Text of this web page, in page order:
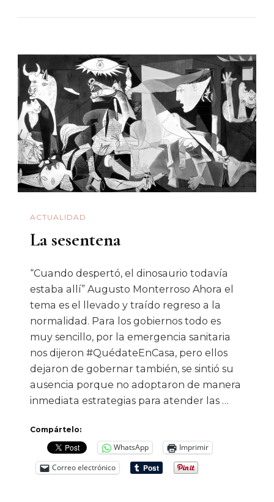
Más
Pobres
Y
Crean
Comisión
Especial
COVID-
Sonora
ACTUALIDAD
La sesentena
“Cuando despertó, el dinosaurio todavía
estaba allí” Augusto Monterroso Ahora el
tema es el llevado y traído regreso a la
normalidad. Para los gobiernos todo es
muy sencillo, por la emergencia sanitaria
nos dijeron #QuédateEnCasa, pero ellos
dejaron de gobernar también, se sintió su
ausencia porque no adoptaron de manera
inmediata estrategias para atender las …
Compártelo:
WhatsApp
Imprimir
Correo electrónico